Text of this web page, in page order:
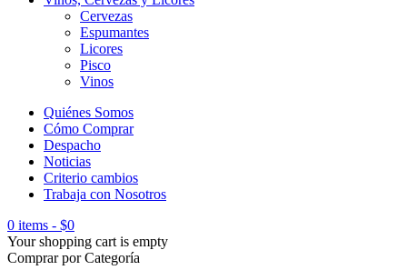
Cervezas
Espumantes
Licores
Pisco
Vinos
Quiénes Somos
Cómo Comprar
Despacho
Noticias
Criterio cambios
Trabaja con Nosotros
0 items - $0
Your shopping cart is empty
Comprar por Categoría